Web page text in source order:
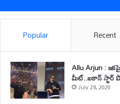
Popular Recent
Allu Arjun :
మీట్..ఐకాన్ స్టార్
July 28, 2026